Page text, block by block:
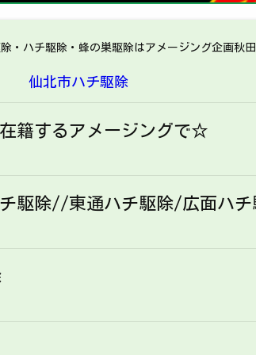
・ハチ駆除・蜂の巣駆除はアメージング企画秋田
仙北市ハチ駆除
籍するアメージングで☆
駆除//東通ハチ駆除/広面ハチ